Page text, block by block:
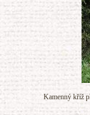
Kamenný kříž